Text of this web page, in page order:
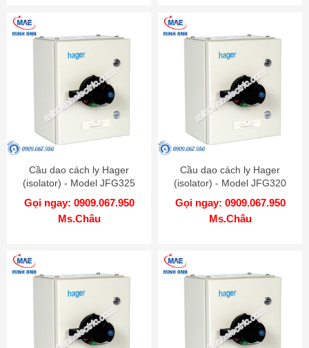
Cầu dao cách ly Hager
(isolator) - Model JFG325
Gọi ngay: 0909.067.950
Ms.Châu
Cầu dao cách ly Hager
(isolator) - Model JFG320
Gọi ngay: 0909.067.950
Ms.Châu